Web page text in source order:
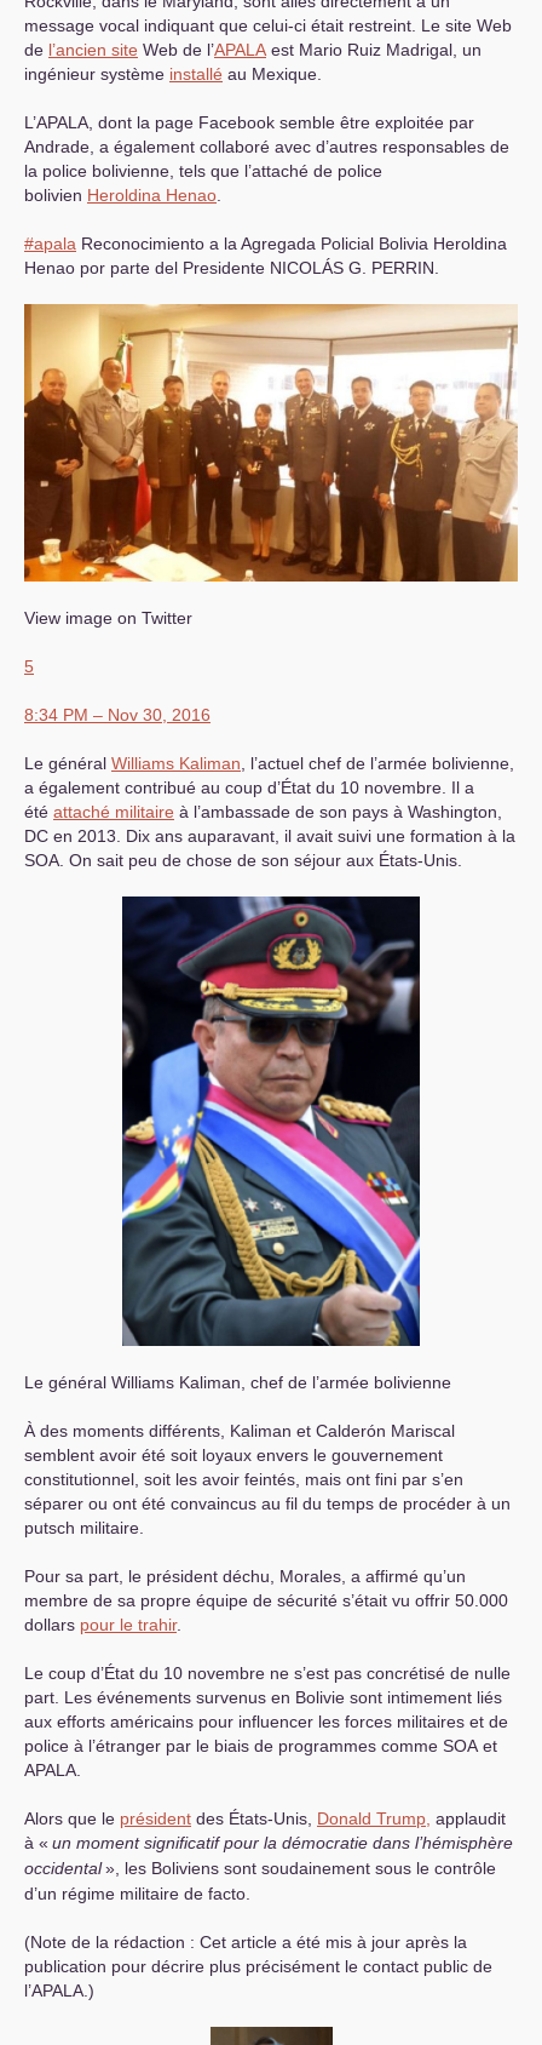
message vocal indiquant que celui-ci était restreint. Le site Web
de l’ancien site Web de l’APALA est Mario Ruiz Madrigal, un
ingénieur système installé au Mexique.
L’APALA , dont la page Facebook semble être exploitée par
Andrade, a également collaboré avec d’autres responsables de
la police bolivienne, tels que l’attaché de police
bolivien Heroldina Henao
#apala Reconocimiento a la Agregada Policial Bolivia Heroldina
Henao por parte del Presidente NICOL ÁS G. PERRIN.
View image on Twitter
5
8:34 PM – Nov 30, 2016
Le général Williams Kaliman , l’actuel chef de l’armée bolivienne,
a également contribué au coup d’État du 10 novembre. Il a
été attaché militaire à l’ambassade de son pays à Washington,
DC en 2013. Dix ans auparavant, il avait suivi une formation à la
SOA . On sait peu de chose de son séjour aux États-Unis.
Le général Williams Kaliman, chef de l’armée bolivienne
À des moments différents, Kaliman et Calderón Mariscal
semblent avoir été soit loyaux envers le gouvernement
constitutionnel, soit les avoir feintés, mais ont fini par s’en
séparer ou ont été convaincus au fil du temps de procéder à un
putsch militaire.
Pour sa part, le président déchu, Morales, a affirmé qu’un
membre de sa propre équipe de sécurité s’était vu offrir 50.000
dollars pour le trahir.
Le coup d’État du 10 novembre ne s’est pas concrétisé de nulle
part. Les événements survenus en Bolivie sont intimement liés
aux efforts américains pour influencer les forces militaires et de
police à l’étranger par le biais de programmes comme SOA et
APALA
Alors que le président des États-Unis, Donald Trump, applaudit
à « un moment significatif pour la démocratie dans l’hémisphère
occidental», les Boliviens sont soudainement sous le contrôle
d’un régime militaire de facto.
(Note de la rédaction : Cet article a été mis à jour après la
publication pour décrire plus précisément le contact public de
l’APALA .)